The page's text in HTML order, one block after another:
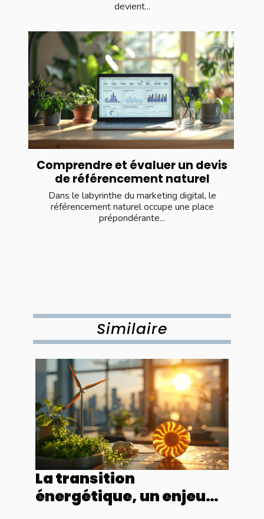
devient...
Comprendre et évaluer un devis
de référencement naturel
Dans le labyrinthe du marketing digital, le
référencement naturel occupe une place
prépondérante...
Similaire
La transition
énergétique, un enjeu